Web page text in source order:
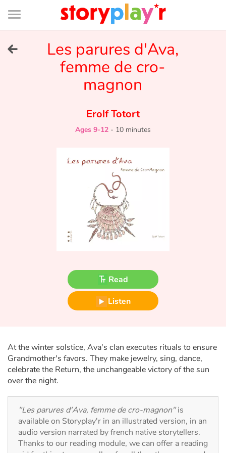
Connexion
Bibliothèque
de
page
Tales and classics in french
Fable, myth, literature and poetry
Ogres, monsters and witches
Heroines and Heroes
The animals
Travel, epic, investigation, adventure
Around the world
Learning
Les parures d'Ava,
femme de cro-
magnon
Erolf Totort
Ages 9-12 - 10 minutes
Read
Listen
At the winter solstice, Ava's clan executes rituals to ensure
Grandmother's favors. They make jewelry, sing, dance,
celebrate the Return, the unchangeable victory of the sun
over the night.
"Les parures d'Ava, femme de cro-magnon"is
available on Storyplay'r in an illustrated version, in an
audio version narrated by french native storytellers.
Thanks to our reading module, we can offer a reading